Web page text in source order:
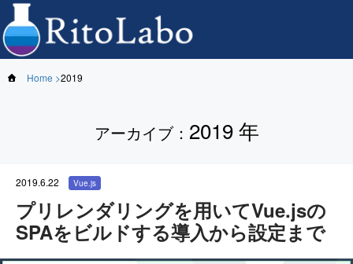
Home 2019
アーカイブ： 2019 年
プリレンダリングを用いてVue.jsの
SPAをビルドする導入から設定まで
2019.6.22 Vue.js